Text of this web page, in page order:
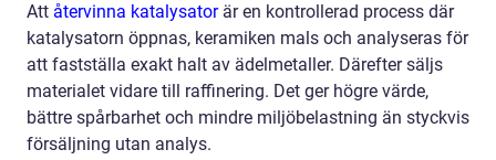
Att återvinna katalysatorär en kontrollerad process där
katalysatorn öppnas, keramiken mals och analyseras för
att fastställa exakt halt av ädelmetaller. Därefter säljs
materialet vidare till raffinering. Det ger högre värde,
bättre spårbarhet och mindre miljöbelastning än styckvis
försäljning utan analys.